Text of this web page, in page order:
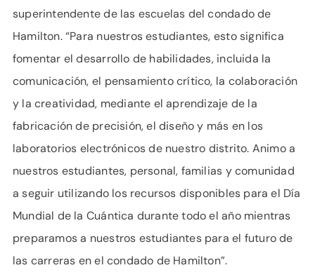
superintendente de las escuelas del condado de
Hamilton. “Para nuestros estudiantes, esto significa
fomentar el desarrollo de habilidades, incluida la
comunicación, el pensamiento crítico, la colaboración
y la creatividad, mediante el aprendizaje de la
fabricación de precisión, el diseño y más en los
laboratorios electrónicos de nuestro distrito. Animo a
nuestros estudiantes, personal, familias y comunidad
a seguir utilizando los recursos disponibles para el Día
Mundial de la Cuántica durante todo el año mientras
preparamos a nuestros estudiantes para el futuro de
las carreras en el condado de Hamilton”.